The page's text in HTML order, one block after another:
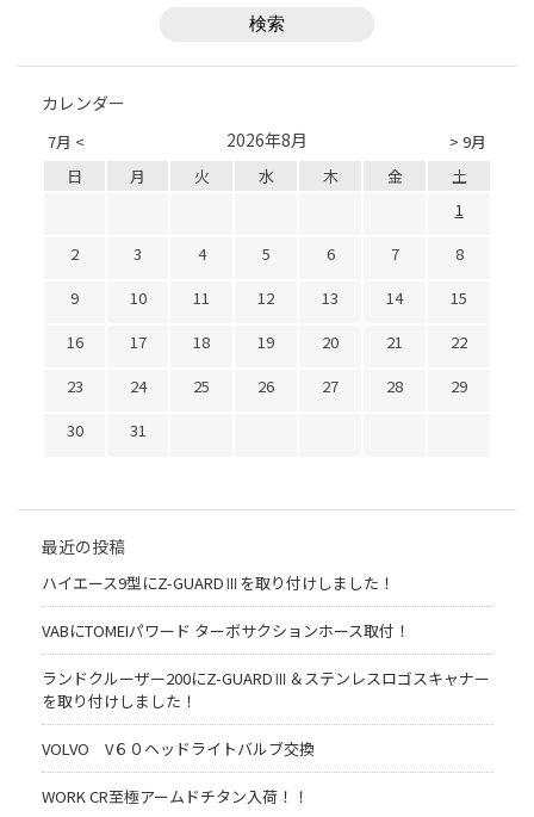
カレンダー
7月 < > 9月
2026年8月
日 月 火 水 木 金
土
1
2
3 4 5 6 7
8
9
10 11 12 13 14
15
16
17 18 19 20 21
22
23
24 25 26 27 28
29
30
31
最近の投稿
ハイエース9型にZ-GUARDⅢを取り付けしました！
VABにTOMEIパワード ターボサクションホース取付！
ランドクルーザー200にZ-GUARDⅢ＆ステンレスロゴスキャナー
を取り付けしました！
VOLVO V６０ヘッドライトバルブ交換
WORK CR至極アームドチタン入荷！！